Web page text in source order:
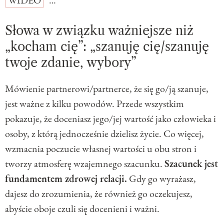
Słowa w związku ważniejsze niż
„kocham cię”: „szanuję cię/szanuję
twoje zdanie, wybory”
Mówienie partnerowi/partnerce, że się go/ją szanuje,
jest ważne z kilku powodów. Przede wszystkim
pokazuje, że doceniasz jego/jej wartość jako człowieka i
osoby, z którą jednocześnie dzielisz życie. Co więcej,
wzmacnia poczucie własnej wartości u obu stron i
tworzy atmosferę wzajemnego szacunku.Szacunek jest
fundamentem zdrowej relacji. Gdy go wyrażasz,
dajesz do zrozumienia, że również go oczekujesz,
abyście oboje czuli się docenieni i ważni.